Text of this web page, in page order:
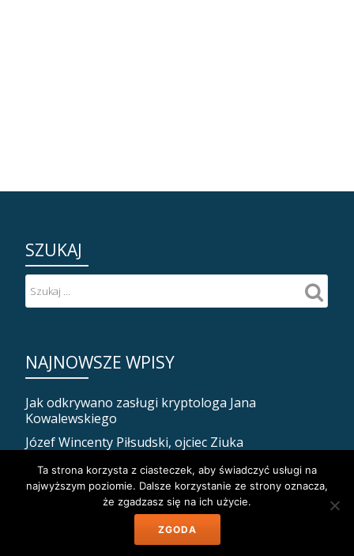
SZUKAJ
NAJNOWSZE WPISY
Jak odkrywano zasługi kryptologa Jana
Kowalewskiego
Józef Wincenty Piłsudski, ojciec Ziuka
Jak Piłsudski zadbał o własną śmierć, czyli ostatnia
posługa religijna dla Marszałka
Dramat i śmierć peowiaczki Jadwigi Tejszerskiej
Mińsk nasz! Jak Polacy opanowali dzisiejszą stolicę
Ta strona korzysta z ciasteczek, aby świadczyć usługi na
najwyższym poziomie. Dalsze korzystanie ze strony oznacza,
że zgadzasz się na ich użycie.
ZGODA